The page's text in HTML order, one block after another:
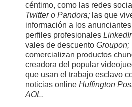
céntimo, como las redes
Twitter o Pandora; las que
información a los
perfiles profesionales
vales de descuento Groupon;
comercializan productos
creadora del popular
que usan el trabajo esclavo
noticias online Huffington
AOL.